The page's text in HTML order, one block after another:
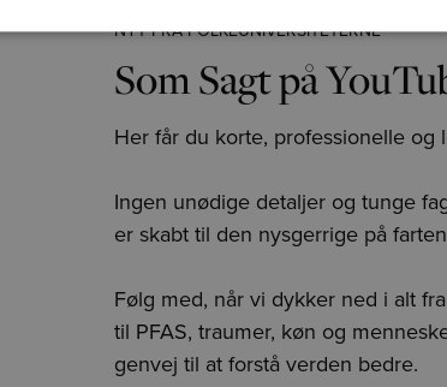
NYT FRA FOLKEUNIVERSITETERNE
Som Sagt på
Her får du korte, professionelle og
Ingen unødige detaljer og tunge
er skabt til den nysgerrige på
Følg med, når vi dykker ned i alt
til PFAS, traumer, køn og
genvej til at forstå verden bedre.